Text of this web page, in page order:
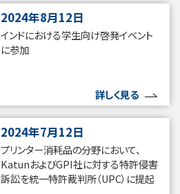
2024年8月12日
インドにおける学生向け啓発イベント
に参加
詳しく見る
2024年7月12日
プリンター消耗品の分野において、
KatunおよびGPI社に対する特許侵害
訴訟を統一特許裁判所（UPC）に提起